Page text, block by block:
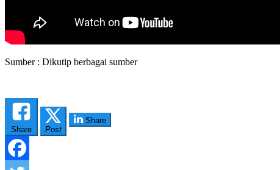
Sumber : Dikutip berbagai sumber
Share Post
Share